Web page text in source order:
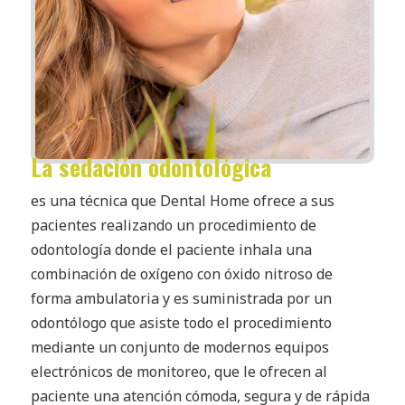
La sedación odontológica
es una técnica que Dental Home ofrece a sus
pacientes realizando un procedimiento de
odontología donde el paciente inhala una
combinación de oxígeno con óxido nitroso de
forma ambulatoria y es suministrada por un
odontólogo que asiste todo el procedimiento
mediante un conjunto de modernos equipos
electrónicos de monitoreo, que le ofrecen al
paciente una atención cómoda, segura y de rápida